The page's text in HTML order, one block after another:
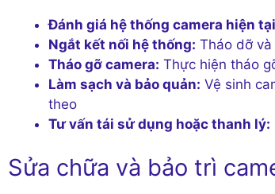
Đánh giá hệ thống camera hiện
Ngắt kết nối hệ thống: Tháo dỡ
Tháo gỡ camera: Thực hiện tháo
Làm sạch và bảo quản: Vệ sinh
theo
Tư vấn tái sử dụng hoặc thanh lý:
Sửa chữa và bảo trì